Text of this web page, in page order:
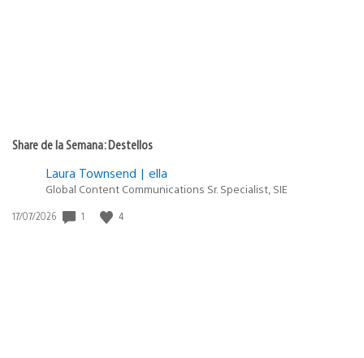
Share de la Semana: Destellos
Laura Townsend | ella
Global Content Communications Sr. Specialist, SIE
Fecha
17/07/2026 1 4